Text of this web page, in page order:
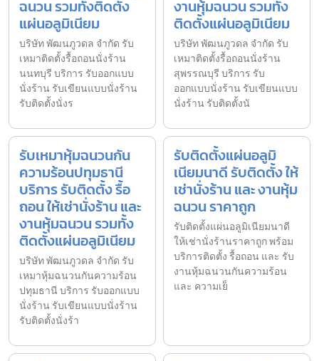
ฉนวน รวมทั้งติดตั้ง
แผ่นอลูมิเนียม
บริษัท พัฒนภูวดล จำกัด รับ
เหมาติดตั้งรื้อถอนนั่งร้าน
นนทบุรี บริการ รับออกแบบ
นั่งร้าน รับเขียนแบบนั่งร้าน
รับติดตั้งนั่งร
งานหุ้มฉนวน รวมทั้ง
ติดตั้งแผ่นอลูมิเนียม
บริษัท พัฒนภูวดล จำกัด รับ
เหมาติดตั้งรื้อถอนนั่งร้าน
สุพรรณบุรี บริการ รับ
ออกแบบนั่งร้าน รับเขียนแบบ
นั่งร้าน รับติดตั้งนั
รับเหมาหุ้มฉนวนกัน
ความร้อนปทุมธานี
บริการ รับติดตั้ง รื้อ
ถอน ให้เช่านั่งร้าน และ
งานหุ้มฉนวน รวมทั้ง
ติดตั้งแผ่นอลูมิเนียม
บริษัท พัฒนภูวดล จำกัด รับ
เหมาหุ้มฉนวนกันความร้อน
ปทุมธานี บริการ รับออกแบบ
นั่งร้าน รับเขียนแบบนั่งร้าน
รับติดตั้งนั่งร้า
รับติดตั้งแผ่นอลูมิ
เนียมนาดี รับติดตั้ง ให้
เช่านั่งร้าน และ งานหุ้ม
ฉนวน ราคาถูก
รับติดตั้งแผ่นอลูมิเนียมนาดี
ให้เช่านั่งร้านราคาถูก พร้อม
บริการติดตั้ง รื้อถอน และ รับ
งานหุ้มฉนวนกันความร้อน
และ ความเย็